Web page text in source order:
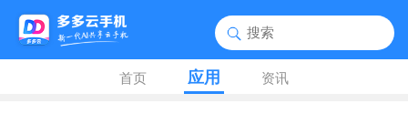
首页 应用 资讯